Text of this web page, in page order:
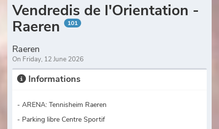
Vendredis de l'Orientation -
Raeren
101
Raeren
On Friday, 12 June 2026
Informations
- ARENA: Tennisheim Raeren
- Parking libre Centre Sportif